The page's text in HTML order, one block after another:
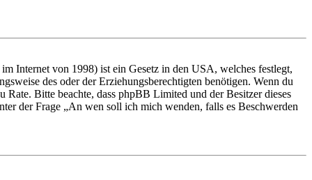
Internet von 1998) ist ein Gesetz in den USA, welches festlegt,
des oder der Erziehungsberechtigten benötigen. Wenn du
Bitte beachte, dass phpBB Limited und der Besitzer dieses
der Frage „An wen soll ich mich wenden, falls es Beschwerden